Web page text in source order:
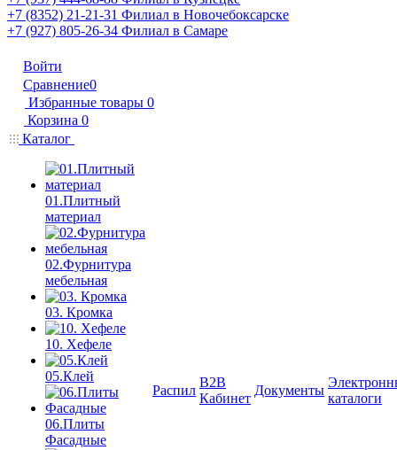
+7 (8352) 21-21-31 Филиал в Новочебоксарске
+7 (927) 805-26-34 Филиал в Самаре
Войти
Сравнение0
Избранные товары 0
Корзина 0
Каталог
01.Плитный
материал
02.Фурнитура
мебельная
03. Кромка
10. Хефеле
05.Клей
06.Плиты
Фасадные
Распил
B2B
Кабинет
Документы
каталоги